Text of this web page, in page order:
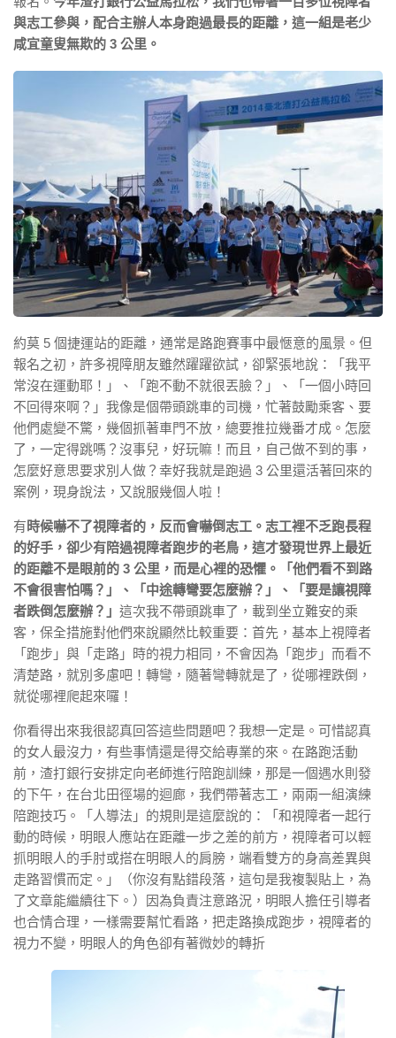
與志工參與，配合主辦人本身跑過最長的距離，這一組是老少
咸宜童叟無欺的 3 公里。
約莫 5 個捷運站的距離，通常是路跑賽事中最愜意的風景。但
報名之初，許多視障朋友雖然躍躍欲試，卻緊張地說：「我平
常沒在運動耶！」、「跑不動不就很丟臉？」、「一個小時回
不回得來啊？」我像是個帶頭跳車的司機，忙著鼓勵乘客、要
他們處變不驚，幾個抓著車門不放，總要推拉幾番才成。怎麼
了，一定得跳嗎？沒事兒，好玩嘛！而且，自己做不到的事，
怎麼好意思要求別人做？幸好我就是跑過 3 公里還活著回來的
案例，現身說法，又說服幾個人啦！
有時候嚇不了視障者的，反而會嚇倒志工。志工裡不乏跑長程
的好手，卻少有陪過視障者跑步的老鳥，這才發現世界上最近
的距離不是眼前的 3 公里，而是心裡的恐懼。「他們看不到路
不會很害怕嗎？」、「中途轉彎要怎麼辦？」、「要是讓視障
者跌倒怎麼辦？」 這次我不帶頭跳車了，載到坐立難安的乘
客，保全措施對他們來說顯然比較重要：首先，基本上視障者
「跑步」與「走路」時的視力相同，不會因為「跑步」而看不
清楚路，就別多慮吧！轉彎，隨著彎轉就是了，從哪裡跌倒，
就從哪裡爬起來囉！
你看得出來我很認真回答這些問題吧？我想一定是。可惜認真
的女人最沒力，有些事情還是得交給專業的來。在路跑活動
前，渣打銀行安排定向老師進行陪跑訓練，那是一個遇水則發
的下午，在台北田徑場的迴廊，我們帶著志工，兩兩一組演練
陪跑技巧。「人導法」的規則是這麼說的：「和視障者一起行
動的時候，明眼人應站在距離一步之差的前方，視障者可以輕
抓明眼人的手肘或搭在明眼人的肩膀，端看雙方的身高差異與
走路習慣而定。」（你沒有點錯段落，這句是我複製貼上，為
了文章能繼續往下。）因為負責注意路況，明眼人擔任引導者
也合情合理，一樣需要幫忙看路，把走路換成跑步，視障者的
視力不變，明眼人的角色卻有著微妙的轉折